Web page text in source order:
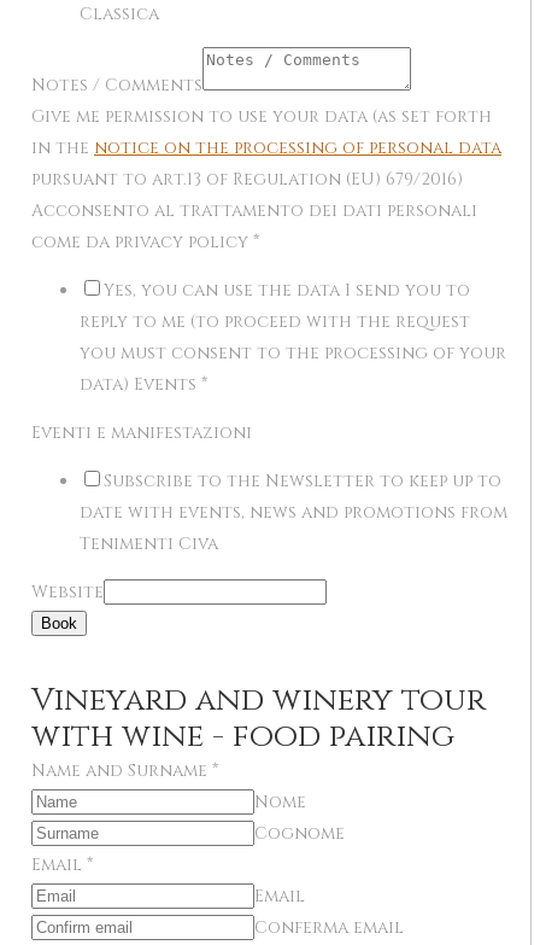
Classica
Notes / Comments
Give me permission to use your data (as set forth
in the notice on the processing of personal data
pursuant to art.13 of Regulation (EU) 679/2016)
Acconsento al trattamento dei dati personali
come da privacy policy *
Yes, you can use the data I send you to
reply to me (to proceed with the request
you must consent to the processing of your
data) Events *
Eventi e manifestazioni
Subscribe to the Newsletter to keep up to
date with events, news and promotions from
Tenimenti Civa
Website
Book
Vineyard and winery tour
with wine - food pairing
Name and Surname *
Nome
Cognome
Email *
Email
Conferma email